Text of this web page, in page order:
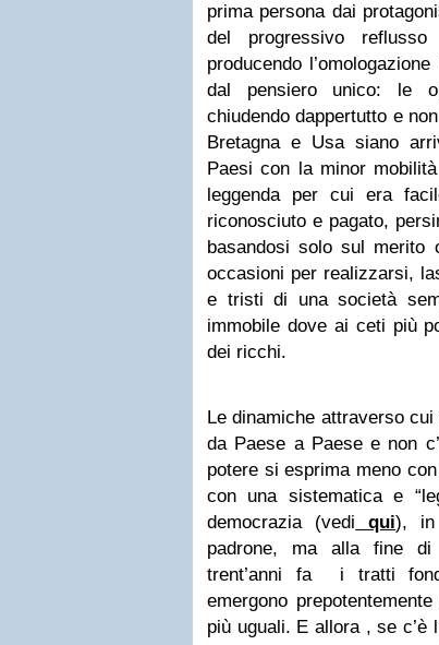
prima persona dai
del progressivo
producendo
dal pensiero unico: le
chiudendo dappertutto e
Bretagna e Usa siano
Paesi con la minor
leggenda per cui era
riconosciuto e pagato,
basandosi solo sul merito
occasioni per realizzarsi,
e tristi di una società
immobile dove ai ceti più
dei ricchi.
Le dinamiche attraverso
da Paese a Paese e non
potere si esprima meno
con una sistematica e
democrazia (vedi qui), in
padrone, ma alla fine di
trent’anni fa i tratti
emergono
più uguali. E allora , se c’è